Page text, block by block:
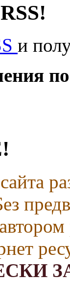
и